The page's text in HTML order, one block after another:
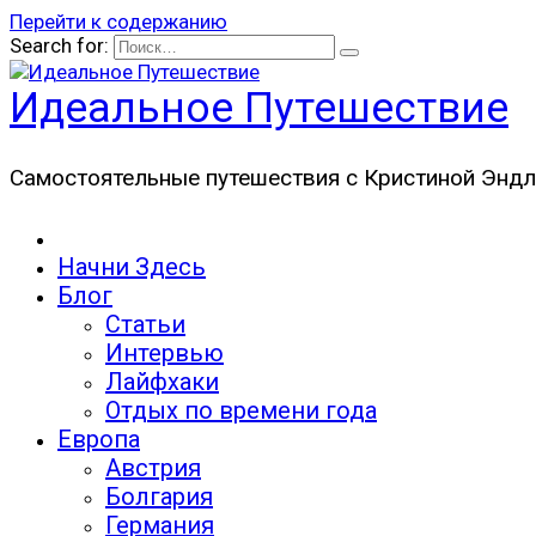
Перейти к содержанию
Search for:
Идеальное Путешествие
Самостоятельные путешествия с Кристиной
Начни Здесь
Блог
Статьи
Интервью
Лайфхаки
Отдых по времени года
Европа
Австрия
Болгария
Германия